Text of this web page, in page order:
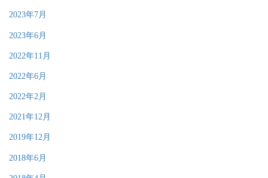
2023年7月
2023年6月
2022年11月
2022年6月
2022年2月
2021年12月
2019年12月
2018年6月